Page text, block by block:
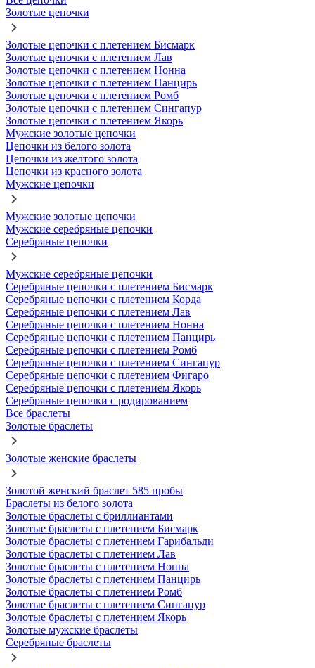
Золотые цепочки
Золотые цепочки с плетением Бисмарк
Золотые цепочки с плетением Лав
Золотые цепочки с плетением Нонна
Золотые цепочки с плетением Панцирь
Золотые цепочки с плетением Ромб
Золотые цепочки с плетением Сингапур
Золотые цепочки с плетением Якорь
Мужские золотые цепочки
Цепочки из белого золота
Цепочки из желтого золота
Цепочки из красного золота
Мужские цепочки
Мужские золотые цепочки
Мужские серебряные цепочки
Серебряные цепочки
Мужские серебряные цепочки
Серебряные цепочки с плетением Бисмарк
Серебряные цепочки с плетением Корда
Серебряные цепочки с плетением Лав
Серебряные цепочки с плетением Нонна
Серебряные цепочки с плетением Панцирь
Серебряные цепочки с плетением Ромб
Серебряные цепочки с плетением Сингапур
Серебряные цепочки с плетением Фигаро
Серебряные цепочки с плетением Якорь
Серебряные цепочки с родированием
Все браслеты
Золотые браслеты
Золотые женские браслеты
Золотой женский браслет 585 пробы
Браслеты из белого золота
Золотые браслеты с бриллиантами
Золотые браслеты с плетением Бисмарк
Золотые браслеты с плетением Гарибальди
Золотые браслеты с плетением Лав
Золотые браслеты с плетением Нонна
Золотые браслеты с плетением Панцирь
Золотые браслеты с плетением Ромб
Золотые браслеты с плетением Сингапур
Золотые браслеты с плетением Якорь
Золотые мужские браслеты
Серебряные браслеты